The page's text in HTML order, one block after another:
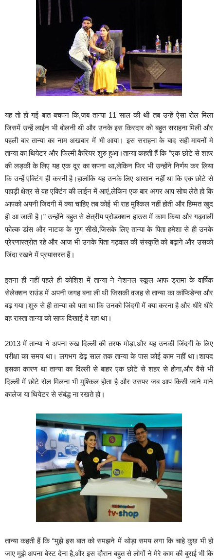
यह तो हो गई बात बचपन कि,जब तान्या 11 साल की थी तब उन्हें ऐसा रोल मिला
जिसमें उन्हें लाईन भी बोलनी थी और उनके इस किरदार को बहुत सराहना मिली और
पहली बार तान्या का नाम अखबार में भी आया। इस सराहना के बाद सही मायनों मे
तान्या का थियेटर और फिल्मी कैरियर शुरु हुआ।तान्या कहती हैं कि “एक छोटे से शहर
की लड़की के लिए यह एक दूर का सपना था,लेकिन फिर भी उन्होंने निर्णय कर लिया
कि उन्हें एक्टिंग ही करनी है।हालांकि यह उनके लिए आसान नहीं था कि एक छोटे से
पहाड़ी क्षेत्र से वह एक्टिंग की लाईन में आएं,लेकिन एक बार अगर आप सोच लेते हो कि
आपको अपनी जिंदगी में क्या चाहिए तब कोई भी राह मुश्किल नहीं होती और हिम्मत खुद
ही आ जाती है।” उन्होंने बहुत से क्षेत्रीय प्रोडक्शन हाउस में काम किया और गढ़वाली
फोल्क डांस और नाटक के गुण सीखे,जिसके लिए तान्या के पिता हमेशा से ही उनके
प्रेरणास्त्रोत रहे और आज भी उनके पिता गढ़वाल की संस्कृति को बढ़ाने और उसको
जिंदा रखने में प्रयासरत हैं।
इतना ही नहीं पहले ही कोशिश में तान्या ने नेशनल स्कूल आफ ड्रामा के वार्षिक
सेलेक्शन राउंड में अपनी जगह बना ली थी जिसकी वजह से तान्या का कांफिडेन्स और
बढ़ गया।शुरु से ही तान्या को पता था कि उनको जिंदगी में क्या करना है और धीरे धीरे
वह रास्ता तान्या को साफ दिखाई दे रहा था।
2013 में तान्या ने अपना रुख दिल्ली की तरफ मोड़ा,और यह उनकी जिंदगी के लिए
परीक्षा का समय था। लगभग डेढ़ साल तक तान्या के पास कोई काम नहीं था।शायद
इसका कारण था तान्या का दिल्ली से बाहर एक छोटे से शहर से होना,और वैसे भी
दिल्ली में छोटे रोल मिलना भी मुश्किल होता है और उसपर जब आप किसी जाने माने
कालेज या थियेटर से संबंद्ध ना रखते हो।
तान्या कहती हैं कि “मुझे इस बात को समझने में थोड़ा समय लगा कि चाहे कुछ भी हो
जाए मुझे अपना बेस्ट देना है,और इस दौरान बहुत से लोगों ने मेरे काम की बुराई भी कि